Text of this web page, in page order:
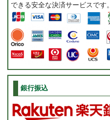
できる安全な決済サービスです。
銀行振込